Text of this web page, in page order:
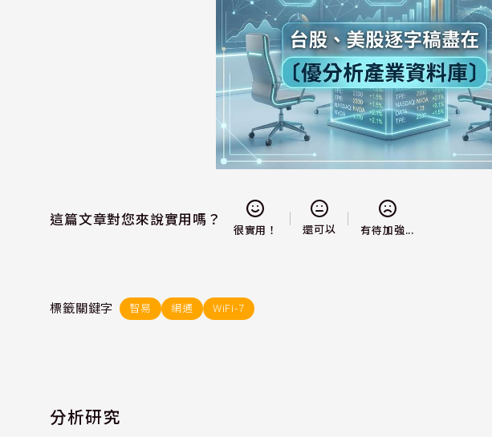
這篇文章對您來說實用嗎？
很實用！ 還可以 有待加強...
標籤關鍵字 智易 網通 WiFi-7
分析研究